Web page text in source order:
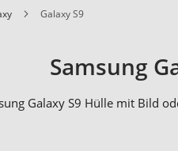
Galaxy S9
Samsung
Galaxy S9 Hülle mit Bild